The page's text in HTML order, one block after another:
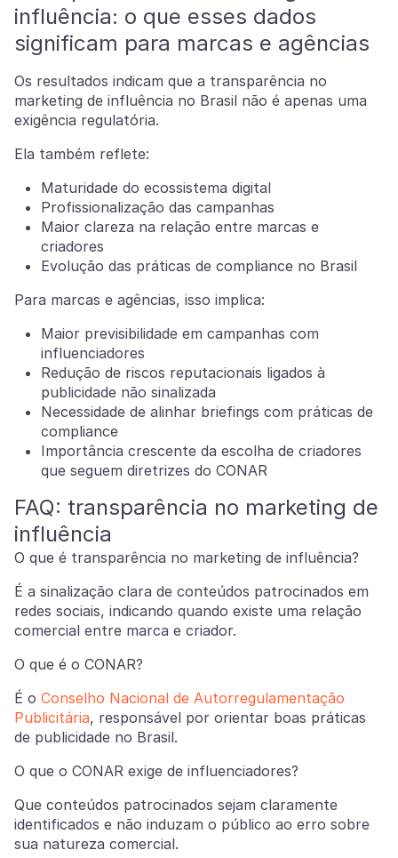
influência: o que esses dados
significam para marcas e agências
Os resultados indicam que a transparência no
marketing de influência no Brasil não é apenas uma
exigência regulatória.
Ela também reflete:
Maturidade do ecossistema digital
Profissionalização das campanhas
Maior clareza na relação entre marcas e
criadores
Evolução das práticas de compliance no Brasil
Para marcas e agências, isso implica:
Maior previsibilidade em campanhas com
influenciadores
Redução de riscos reputacionais ligados à
publicidade não sinalizada
Necessidade de alinhar briefings com práticas de
compliance
Importância crescente da escolha de criadores
que seguem diretrizes do CONAR
FAQ: transparência no marketing de
influência
O que é transparência no marketing de influência?
É a sinalização clara de conteúdos patrocinados em
redes sociais, indicando quando existe uma relação
comercial entre marca e criador.
O que é o CONAR?
É o Conselho Nacional de Autorregulamentação
Publicitária, responsável por orientar boas práticas
de publicidade no Brasil.
O que o CONAR exige de influenciadores?
Que conteúdos patrocinados sejam claramente
identificados e não induzam o público ao erro sobre
sua natureza comercial.